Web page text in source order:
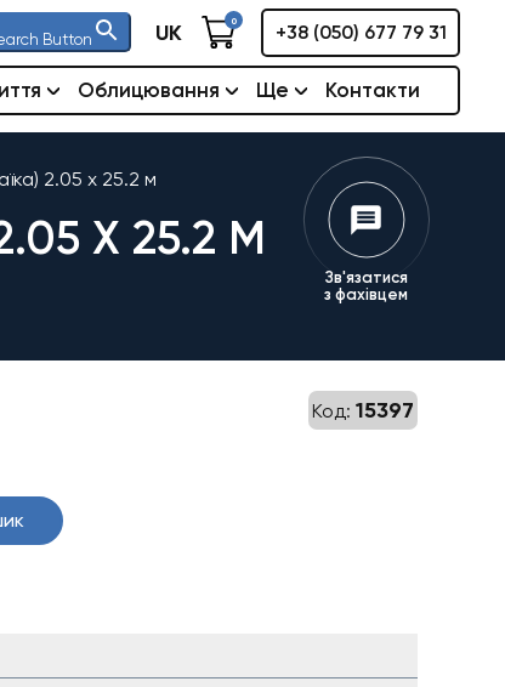
Button UK 0
+38 (050) 677 79 31
Облицювання Ще Контакти
2.05 х 25.2 м
Х 25.2 М
Зв'язатися
з фахівцем
Код: 15397